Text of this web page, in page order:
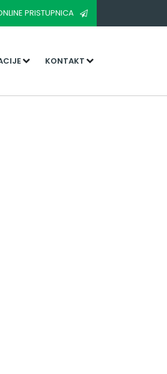
PRISTUPNICA
KONTAKT